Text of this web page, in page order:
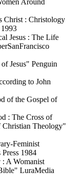
Around
Christ : Christology
Jesus : The Life
Jesus" Penguin
to John
of the Gospel of
: The Cross of
Christian Theology"
Feminist
1984
: A Womanist
LuraMedia